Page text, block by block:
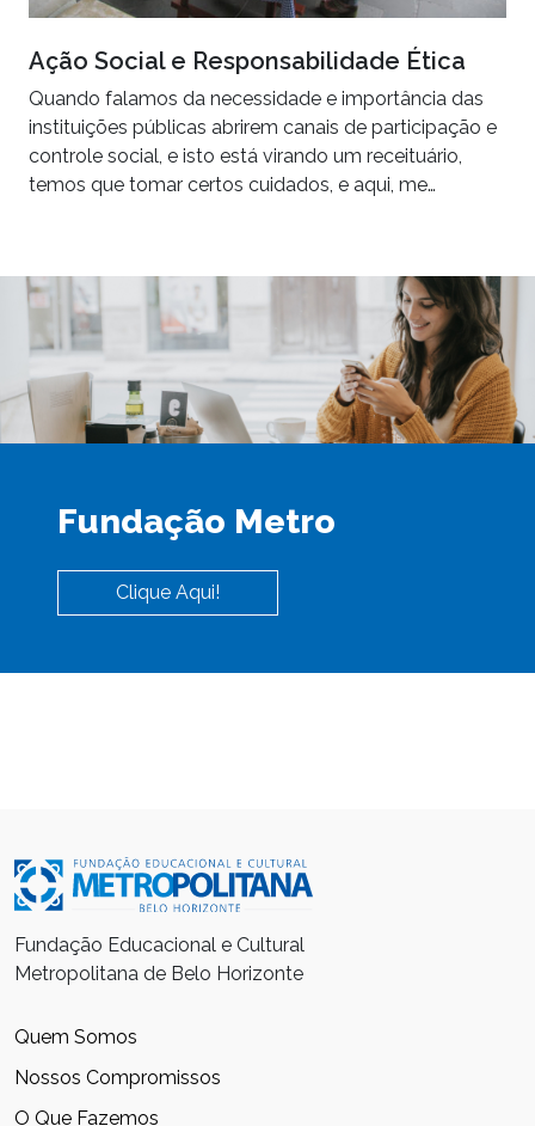
Ação Social e Responsabilidade Ética
Quando falamos da necessidade e importância das
instituições públicas abrirem canais de participação e
controle social, e isto está virando um receituário,
temos que tomar certos cuidados, e aqui, me…
Fundação Metro
Clique Aqui!
Fundação Educacional e Cultural
Metropolitana de Belo Horizonte
Quem Somos
Nossos Compromissos
O Que Fazemos